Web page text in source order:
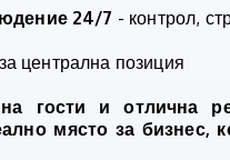
24/7 - контрол,
централна позиция
гости и отлична
място за бизнес,